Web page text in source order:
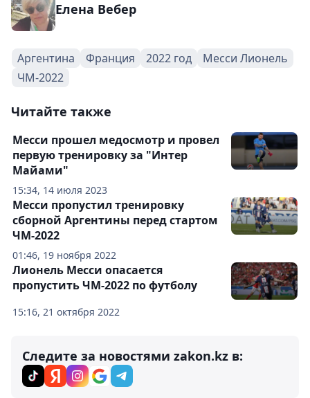
Елена Вебер
Аргентина Франция 2022 год
Месси Лионель
ЧМ-2022
Читайте также
15:34, 14 июля 2023
Месси прошел медосмотр и провел
первую тренировку за "Интер
Майами"
01:46, 19 ноября 2022
Месси пропустил тренировку
сборной Аргентины перед стартом
ЧМ-2022
15:16, 21 октября 2022
Лионель Месси опасается
пропустить ЧМ-2022 по футболу
Следите за новостями zakon.kz в: